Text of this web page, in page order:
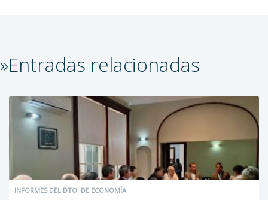
»Entradas relacionadas
INFORMES DEL DTO. DE ECONOMÍA